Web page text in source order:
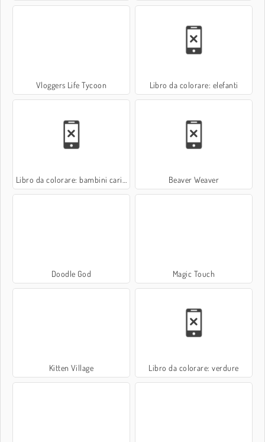
Vloggers Life Tycoon Libro da colorare: elefanti
Libro da colorare: bambini carini Beaver Weaver
Doodle God Magic Touch
Kitten Village Libro da colorare: verdure